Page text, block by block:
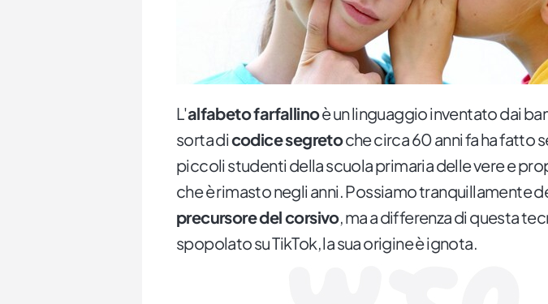
L'alfabeto farfallinoè un linguaggio inventato dai
sorta dicodice segretoche circa 60 anni fa ha fatto
piccoli studenti della scuola primaria delle vere e
che è rimasto negli anni. Possiamo tranquillamente
precursore del corsivo, ma a differenza di questa
spopolato su TikTok, la sua origine è ignota.